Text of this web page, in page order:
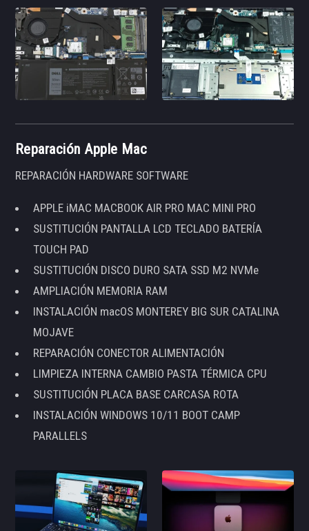
Reparación Apple Mac
REPARACIÓN HARDWARE SOFTWARE
APPLE iMAC MACBOOK AIR PRO MAC MINI PRO
SUSTITUCIÓN PANTALLA LCD TECLADO BATERÍA
TOUCH PAD
SUSTITUCIÓN DISCO DURO SATA SSD M2 NVMe
AMPLIACIÓN MEMORIA RAM
INSTALACIÓN macOS MONTEREY BIG SUR CATALINA
MOJAVE
REPARACIÓN CONECTOR ALIMENTACIÓN
LIMPIEZA INTERNA CAMBIO PASTA TÉRMICA CPU
SUSTITUCIÓN PLACA BASE CARCASA ROTA
INSTALACIÓN WINDOWS 10/11 BOOT CAMP
PARALLELS